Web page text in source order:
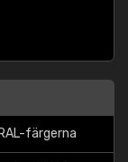
färgerna